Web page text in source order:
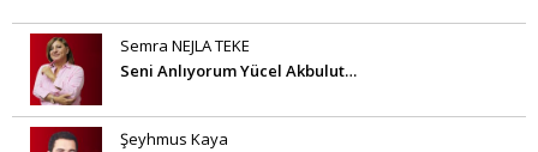
Semra NEJLA TEKE
Seni Anlıyorum Yücel Akbulut…
Şeyhmus Kaya